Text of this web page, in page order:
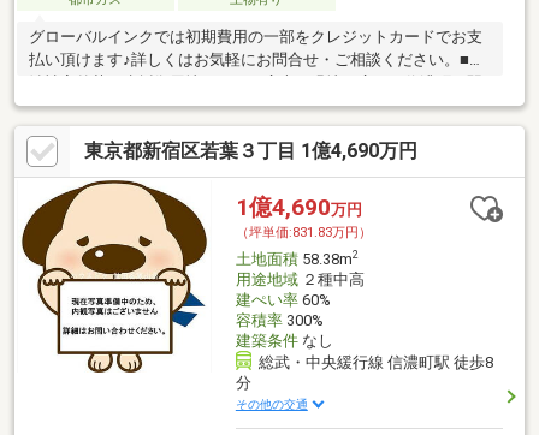
グローバルインクでは初期費用の一部をクレジットカードでお支
払い頂けます♪詳しくはお気軽にお問合せ・ご相談ください。■明
治神宮外苑、赤坂御用地といった広大な緑地が広がる信濃町、駅
徒歩6分の立地です。■最寄りの信濃町駅の他にも四ツ谷・四谷三
丁目・国立競技場など4駅5路線が利用可能。■面積約32坪のゆと
りある敷地。南面を公道に面する土地につき陽当たり良好です。
■前面道路が幅6.9mと広く、間口にもゆとりがあるので清々しい
開放感がございます。■建築条件はありません。お好きなハウス
メーカーで理想のお住まいをトコトン追求していただけます。
【無料】お車送迎サービスを実施しております。
東京都新宿区若葉３丁目 1億4,690万円
1億4,690万円
（坪単価:831.83万円）
土地面積58.38m2
用途地域２種中高
建ぺい率60%
容積率300%
建築条件なし
総武・中央緩行線 信濃町駅 徒歩8
分
その他の交通